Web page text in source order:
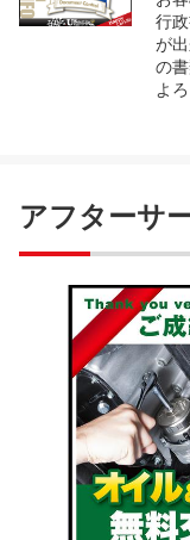
行
が
の
よ
アフターサ